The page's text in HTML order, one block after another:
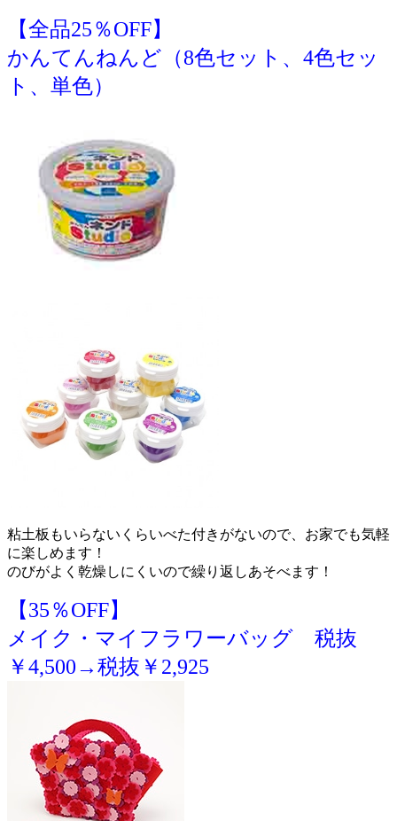
【全品25％OFF】
かんてんねんど（8色セット、4色セッ
ト、単色）
粘土板もいらないくらいべた付きがないので、お家でも気軽
に楽しめます！
のびがよく乾燥しにくいので繰り返しあそべます！
【35％OFF】
メイク・マイフラワーバッグ 税抜
￥4,500→税抜￥2,925